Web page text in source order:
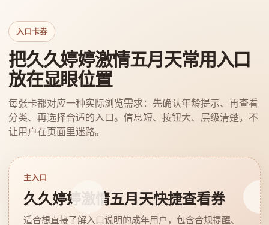
入口卡券
把久久婷婷激情五月天常用入口
放在显眼位置
每张卡都对应一种实际浏览需求：先确认年龄提示、再查看
分类、再选择合适的入口。信息短、按钮大、层级清楚，不
让用户在页面里迷路。
主入口
久久婷婷激情五月天快捷查看券
适合想直接了解入口说明的成年用户，包含合规提醒、